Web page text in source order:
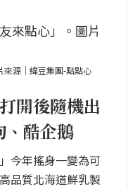
源｜緯豆集團-點點心
開後隨機出
酷企鵝
今年搖身一變為可
品質北海道鮮乳製